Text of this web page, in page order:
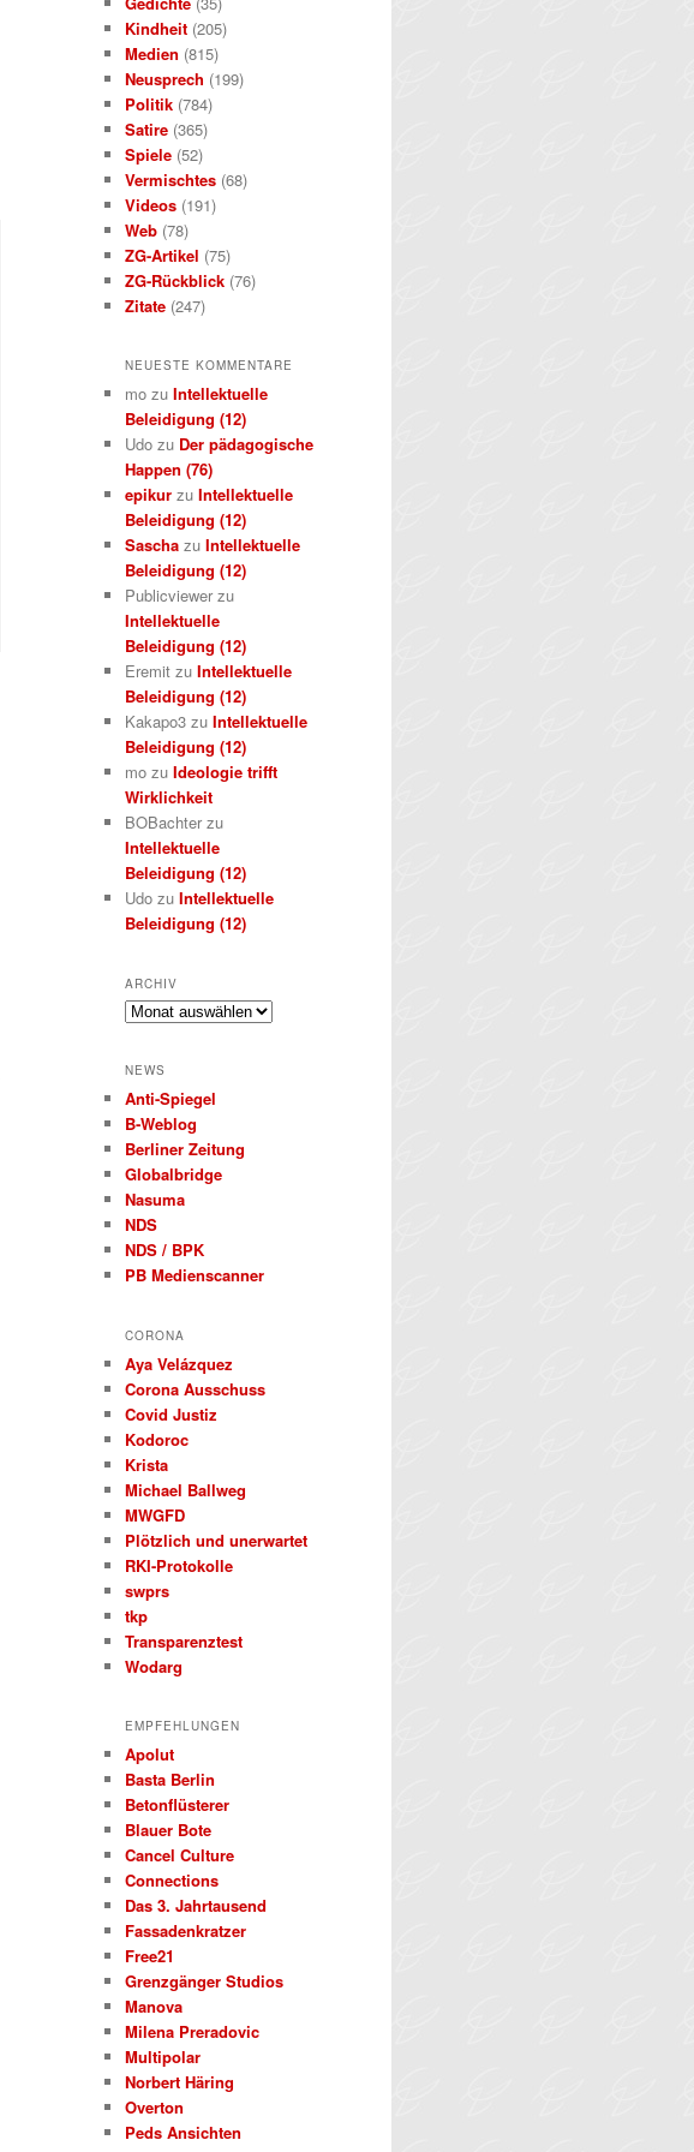
Kindheit (205)
Medien (815)
Neusprech (199)
Politik (784)
Satire (365)
Spiele (52)
Vermischtes (68)
Videos (191)
Web (78)
ZG-Artikel (75)
ZG-Rückblick (76)
Zitate (247)
NEUESTE KOMMENTARE
mo zuIntellektuelle
Beleidigung (12)
Udo zu Der pädagogische
Happen (76)
epikur zuIntellektuelle
Beleidigung (12)
Sascha zuIntellektuelle
Beleidigung (12)
Publicviewer zu
Intellektuelle
Beleidigung (12)
Eremit zuIntellektuelle
Beleidigung (12)
Kakapo3 zuIntellektuelle
Beleidigung (12)
mo zuIdeologie trifft
Wirklichkeit
BOBachter zu
Intellektuelle
Beleidigung (12)
Udo zuIntellektuelle
Beleidigung (12)
ARCHIV
Archiv
NEWS
Anti-Spiegel
B‑Weblog
Berliner Zeitung
Globalbridge
Nasuma
NDS
NDS / BPK
PB Medienscanner
CORONA
Aya Velázquez
Corona Ausschuss
Covid Justiz
Kodoroc
Krista
Michael Ballweg
MWGFD
Plötzlich und unerwartet
RKI-Protokolle
swprs
tkp
Transparenztest
Wodarg
EMPFEHLUNGEN
Apolut
Basta Berlin
Betonflüsterer
Blauer Bote
Cancel Culture
Connections
Das 3. Jahrtausend
Fassadenkratzer
Free21
Grenzgänger Studios
Manova
Milena Preradovic
Multipolar
Norbert Häring
Overton
Peds Ansichten